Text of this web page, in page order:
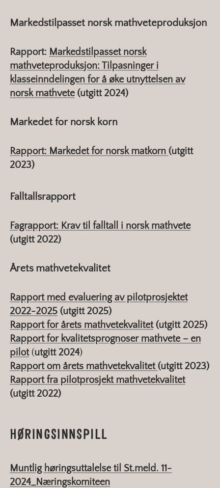
Markedstilpasset norsk mathveteproduksjon
Rapport: Markedstilpasset norsk
mathveteproduksjon: Tilpasninger i
klasseinndelingen for å øke utnyttelsen av
norsk mathvete(utgitt 2024)
Markedet for norsk korn
Rapport: Markedet for norsk matkorn (utgitt
2023)
Falltallsrapport
Fagrapport: Krav til falltall i norsk mathvete
(utgitt 2022)
Årets mathvetekvalitet
Rapport med evaluering av pilotprosjektet
2022-2025 (utgitt 2025)
Rapport for årets mathvetekvalitet (utgitt 2025)
Rapport for kvalitetsprognoser mathvete – en
pilot(utgitt 2024)
Rapport om årets mathvetekvalitet (utgitt 2023)
Rapport fra pilotprosjekt mathvetekvalitet
(utgitt 2022)
HØRINGSINNSPILL
Muntlig høringsuttalelse til St.meld. 11-
2024_Næringskomiteen